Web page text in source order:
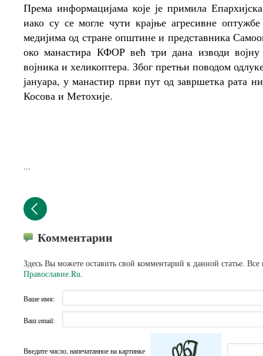
Према информацијама које је примила
иако су се могле чути крајње агресивне
медијима од стране општине и представника
око манастира КФОР већ три дана изводи
војника и хеликоптера. Због претњи поводом
јануара, у манастир први пут од завршетка рата
Косова и Метохије.
...
Комментарии
Здесь Вы можете оставить свой комментарий к данной статье.
Православие.Ru.
Ваше имя:
Ваш email:
Введите число, напечатанное на картинке